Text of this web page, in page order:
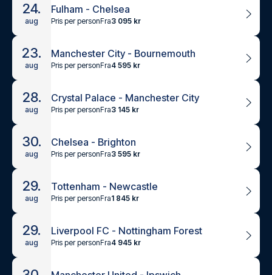
24.
aug
Fulham - Chelsea
Pris per personFra3 095 kr
23.
aug
Manchester City - Bournemouth
Pris per personFra4 595 kr
28.
aug
Crystal Palace - Manchester City
Pris per personFra3 145 kr
30.
aug
Chelsea - Brighton
Pris per personFra3 595 kr
29.
aug
Tottenham - Newcastle
Pris per personFra1 845 kr
29.
aug
Liverpool FC - Nottingham Forest
Pris per personFra4 945 kr